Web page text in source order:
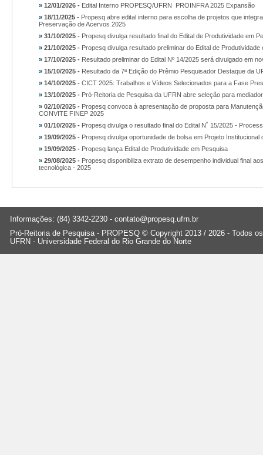
» 12/01/2026 - Edital Interno PROPESQ/UFRN  PROINFRA 2025 Expansão
» 18/11/2025 - Propesq abre edital interno para escolha de projetos que
Preservação de Acervos 2025
» 31/10/2025 - Propesq divulga resultado final do Edital de Produtividade em
» 21/10/2025 - Propesq divulga resultado preliminar do Edital de Produtividade
» 17/10/2025 - Resultado preliminar do Edital Nº 14/2025 será divulgado em
» 15/10/2025 - Resultado da 7ª Edição do Prêmio Pesquisador Destaque da
» 14/10/2025 - CICT 2025: Trabalhos e Vídeos Selecionados para a Fase
» 13/10/2025 - Pró-Reitoria de Pesquisa da UFRN abre seleção para
» 02/10/2025 - Propesq convoca à apresentação de proposta para
CONVITE FINEP 2025
» 01/10/2025 - Propesq divulga o resultado final do Edital N˚ 15/2025 -
» 19/09/2025 - Propesq divulga oportunidade de bolsa em Projeto
» 19/09/2025 - Propesq lança Edital de Produtividade em Pesquisa
» 29/08/2025 - Propesq disponibiliza extrato de desempenho individual final
tecnológica - 2025
Informações: (84) 3342-2230 - contato@propesq.ufrn.br
Pró-Reitoria de Pesquisa - PROPESQ © Copyright 2013 / 2026 - Todos
UFRN - Universidade Federal do Rio Grande do Norte